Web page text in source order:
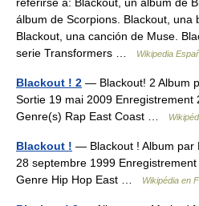
álbum de Scorpions. Blackout, una
Blackout, una canción de Muse.
serie Transformers …
Wikipedia
Blackout ! 2 — Blackout! 2 Album
Sortie 19 mai 2009 Enregistrement
Genre(s) Rap East Coast …
Blackout ! — Blackout ! Album par
28 septembre 1999
Genre Hip Hop East …
Wikipédia en